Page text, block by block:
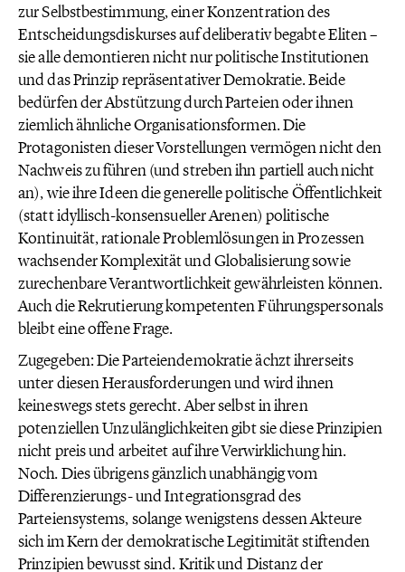
zur Selbstbestimmung, einer Konzentration des
Entscheidungsdiskurses auf deliberativ begabte Eliten –
sie alle demontieren nicht nur politische Institutionen
und das Prinzip repräsentativer Demokratie. Beide
bedürfen der Abstützung durch Parteien oder ihnen
ziemlich ähnliche Organisationsformen. Die
Protagonisten dieser Vorstellungen vermögen nicht den
Nachweis zu führen (und streben ihn partiell auch nicht
an), wie ihre Ideen die generelle politische Öffentlichkeit
(statt idyllisch-konsensueller Arenen) politische
Kontinuität, rationale Problemlösungen in Prozessen
wachsender Komplexität und Globalisierung sowie
zurechenbare Verantwortlichkeit gewährleisten können.
Auch die Rekrutierung kompetenten Führungspersonals
bleibt eine offene Frage.
Zugegeben: Die Parteiendemokratie ächzt ihrerseits
unter diesen Herausforderungen und wird ihnen
keineswegs stets gerecht. Aber selbst in ihren
potenziellen Unzulänglichkeiten gibt sie diese Prinzipien
nicht preis und arbeitet auf ihre Verwirklichung hin.
Noch. Dies übrigens gänzlich unabhängig vom
Differenzierungs- und Integrationsgrad des
Parteiensystems, solange wenigstens dessen Akteure
sich im Kern der demokratische Legitimität stiftenden
Prinzipien bewusst sind. Kritik und Distanz der